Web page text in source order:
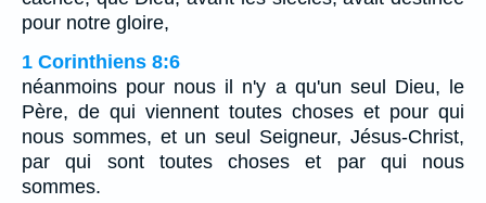
pour notre gloire,
1 Corinthiens 8:6
néanmoins pour nous il n'y a qu'un seul Dieu, le
Père, de qui viennent toutes choses et pour qui
nous sommes, et un seul Seigneur, Jésus-Christ,
par qui sont toutes choses et par qui nous
sommes.